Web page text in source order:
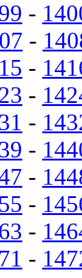
-
-
-
-
-
-
-
-
-
-